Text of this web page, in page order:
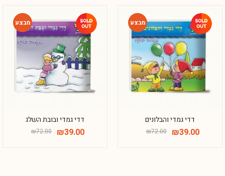
-46%
דדי גמדי ובובת השלג
₪72.00 ₪39.00
-46%
דדי גמדי והבלונים
₪72.00 ₪39.00